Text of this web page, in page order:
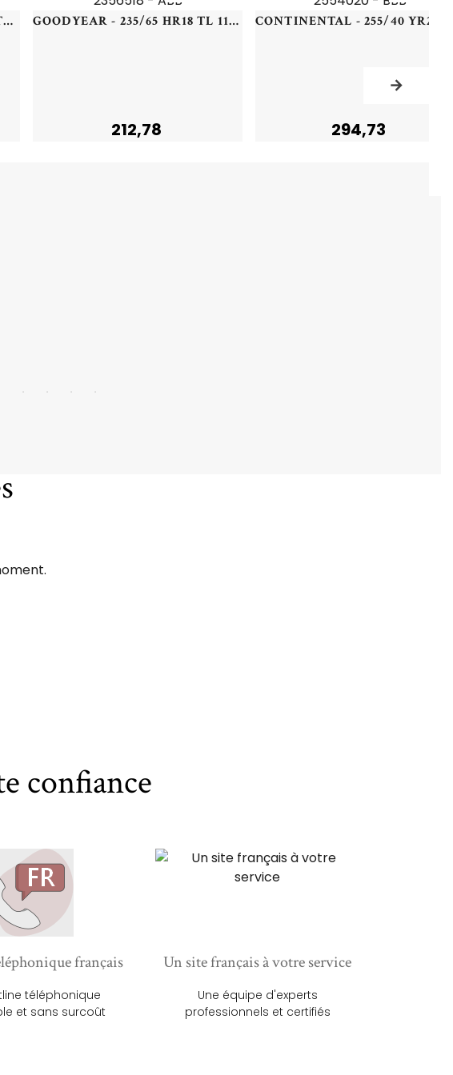
BRIDGESTONE - 160/70 ZR17 TL 73W BR BATTLAX T32 R - 1607017 - GOODYEAR - 235/65 HR18 TL 110H GY EAG-F1 AS3 SUV AO XL - 2356518 - ABB
212,78 294,73
confiance
français
téléphonique
et sans surcoût
Un site français à votre service
Une équipe d'experts
professionnels et certifiés